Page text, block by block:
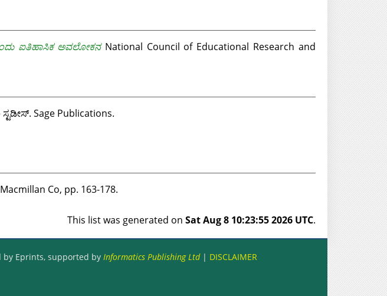
ಐತಿಹಾಸಿಕ ಅವಲೋಕನNational Council of Educational Research and
Sage Publications.
Co, pp. 163-178.
This list was generated on Sat Aug 8 10:23:55 2026 UTC.
by Eprints, supported by Informatics Publishing Ltd| DISCLAIMER